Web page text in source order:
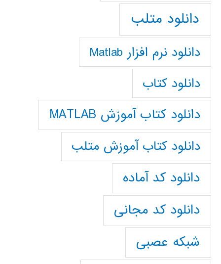
دانلود متلب
دانلود نرم افزار Matlab
دانلود کتاب
دانلود کتاب آموزش MATLAB
دانلود کتاب آموزش متلب
دانلود کد آماده
دانلود کد مجانی
شبکه عصبی